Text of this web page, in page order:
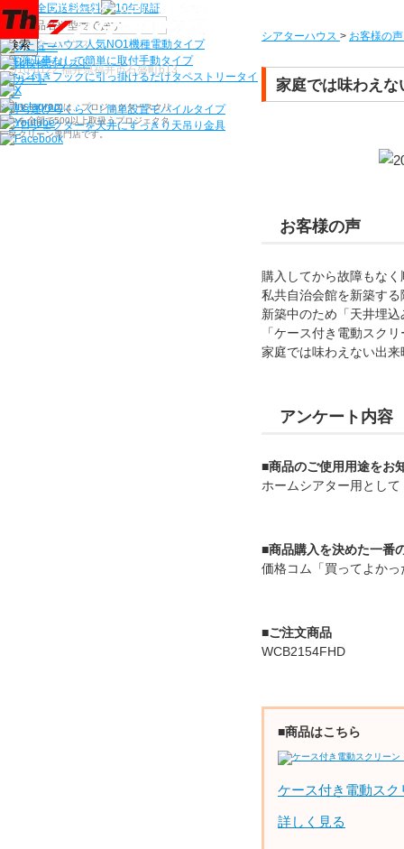
検索
シアターハウス > お客様の声
家庭では味わえ
お客様の声
購入してから故障もな
私共自治会館を新築す
新築中のため「天井埋
「ケース付き電動スク
家庭では味わえない出
アンケート内容
■商品のご使用用途をお
ホームシアター用として
■商品購入を決めた一番
価格コム「買ってよか
■ご注文商品
WCB2154FHD
■商品はこちら
ケース付き電動ス
詳しく見る
機種から選ぶ
シアターハウス人気NO1機種電動タイプ
電源工事なしで簡単に取付手動タイプ
ネジ付きフックに引っ掛けるだけタペストリータイ
プ
持ち運びらくらく！簡単設置モバイルタイプ
プロジェクターを天井にすっきり 天吊り金具
〒910-0122 福井県福井市石盛町613
シアターハウスは、プロジェクタースクリ
ーンを全部で500以上取扱うプロジェクタ
ースクリーン専門店です。